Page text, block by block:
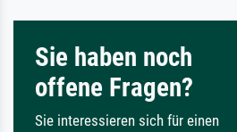
Sie haben noch
offene Fragen?
Sie interessieren sich für einen